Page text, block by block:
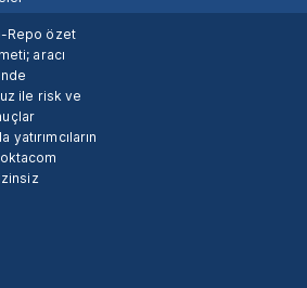
Repo özet
aracı
ile risk ve